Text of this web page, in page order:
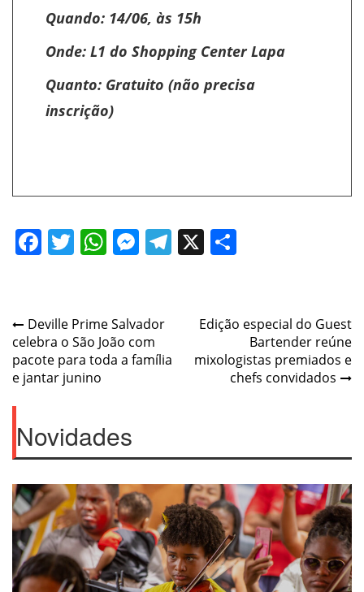
Quando: 14/06, às 15h
Onde: L1 do Shopping Center Lapa
Quanto: Gratuito (não precisa
inscrição)
Facebook
Twitter
WhatsApp
Messenger
Telegram
X
Post
navigation
Deville Prime Salvador
celebra o São João com
pacote para toda a família
e jantar junino
Edição especial do Guest
Bartender reúne
mixologistas premiados e
chefs convidados
Novidades